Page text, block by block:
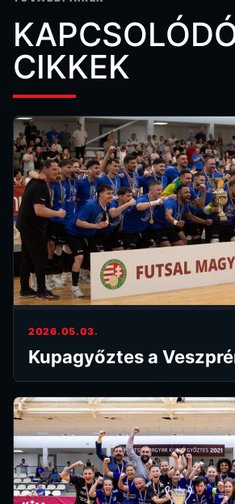
CIKKEK
2026.05.03.
Kupagyőztes a